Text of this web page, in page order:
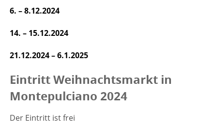
6. – 8.12.2024
14. – 15.12.2024
21.12.2024 – 6.1.2025
Eintritt Weihnachtsmarkt in
Montepulciano 2024
Der Eintritt ist frei